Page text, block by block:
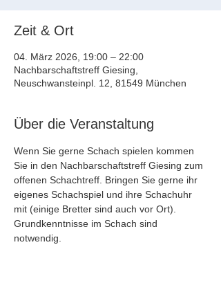
Zeit & Ort
04. März 2026, 19:00 – 22:00
Nachbarschaftstreff Giesing,
Neuschwansteinpl. 12, 81549 München
Über die Veranstaltung
Wenn Sie gerne Schach spielen kommen
Sie in den Nachbarschaftstreff Giesing zum
offenen Schachtreff. Bringen Sie gerne ihr
eigenes Schachspiel und ihre Schachuhr
mit (einige Bretter sind auch vor Ort).
Grundkenntnisse im Schach sind
notwendig.